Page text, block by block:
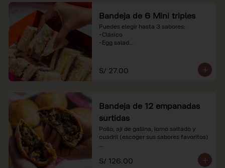
referenciales.
Bandeja de 6 Mini triples
Puedes elegir hasta 3 sabores:
-Clásico
-Egg salad
referenciales.
S/ 27.00
Bandeja de 12 empanadas
surtidas
Pollo, ají de gallina, lomo saltado y
cuadril (escoger sus sabores favoritos)
*Nuestros precios están expresados en
soles e incluyen impuestos de ley y
S/ 126.00